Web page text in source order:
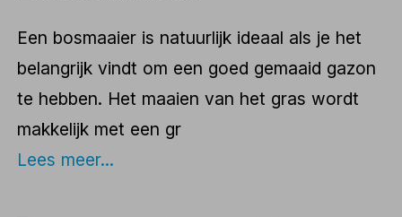
Een bosmaaier is natuurlijk ideaal als je het
belangrijk vindt om een goed gemaaid gazon
te hebben. Het maaien van het gras wordt
makkelijk met een gr
Lees meer...